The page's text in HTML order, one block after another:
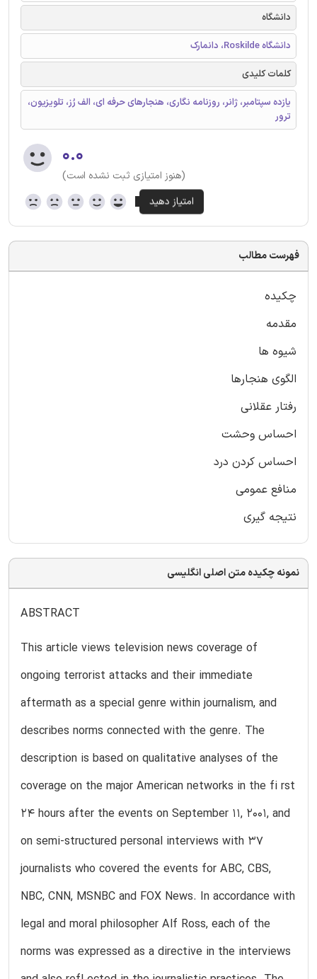
دانشگاه
دانشگاه Roskilde، دانمارک
کلمات کلیدی
یازده سپتامبر، ژانر، روزنامه نگاری، هنجارهای حرفه ای، الف رُز، تلویزیون،
ترور
۰.۰
(هنوز امتیازی ثبت نشده است)
فهرست مطالب
چکیده
مقدمه
شیوه ها
الگوی هنجارها
رفتار عقلانی
احساس وحشت
احساس کردن درد
منافع عمومی
نتیجه گیری
نمونه چکیده متن اصلی انگلیسی
ABSTRACT
This article views television news coverage of
ongoing terrorist attacks and their immediate
aftermath as a special genre within journalism, and
describes norms connected with the genre. The
description is based on qualitative analyses of the
coverage on the major American networks in the fi rst
24 hours after the events on September 11, 2001, and
on semi-structured personal interviews with 37
journalists who covered the events for ABC, CBS,
NBC, CNN, MSNBC and FOX News. In accordance with
legal and moral philosopher Alf Ross, each of the
norms was expressed as a directive in the interviews